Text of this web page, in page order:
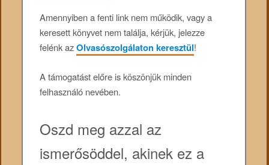
Amennyiben a fenti link nem működik, vagy a
keresett könyvet nem találja, kérjük, jelezze
felénk azOlvasószolgálaton keresztül!
A támogatást előre is köszönjük minden
felhasználó nevében.
Oszd meg azzal az
ismerősöddel, akinek ez a